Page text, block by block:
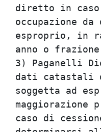
diretto in caso
occupazione
esproprio, in
anno o
3) Paganelli
dati catastali
soggetta ad
caso di